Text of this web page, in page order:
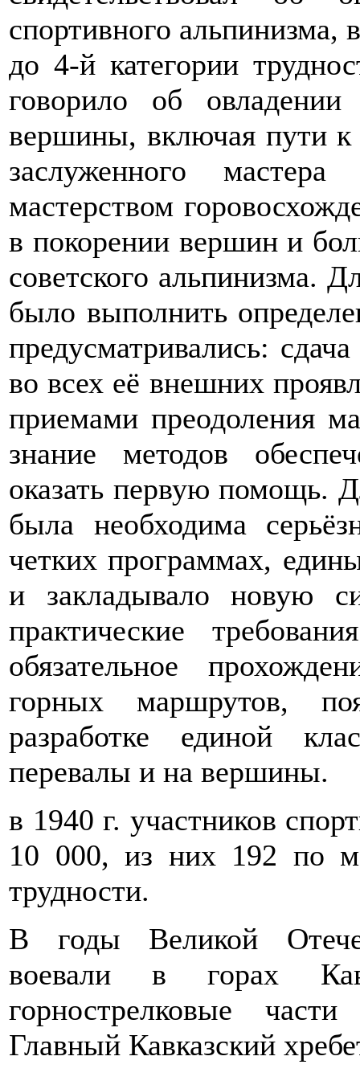
спортивного
до 4-й категории
говорило об
вершины, включая пути к
заслуженного
мастерством
в покорении вершин и
советского альпинизма.
было выполнить
предусматривались:
во всех её внешних
приемами преодоления
знание методов
оказать первую помощь.
была необходима
четких программах,
и закладывало новую
практические
обязательное
горных маршрутов,
разработке единой
перевалы и на вершины.
в 1940 г. участников
10 000, из них 192 по
трудности.
В годы Великой
воевали в горах
горнострелковые
Главный Кавказский